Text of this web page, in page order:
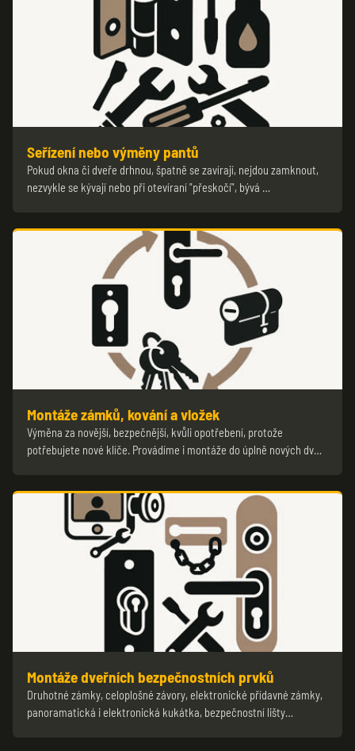
Seřízení nebo výměny pantů
Pokud okna či dveře drhnou, špatně se zavírají, nejdou zamknout,
nezvykle se kývají nebo při otevíraní "přeskočí", bývá …
Montáže zámků, kování a vložek
Výměna za novější, bezpečnější, kvůli opotřebení, protože
potřebujete nové klíče. Provádíme i montáže do úplně nových dv…
Montáže dveřních bezpečnostních prvků
Druhotné zámky, celoplošné závory, elektronické přídavné zámky,
panoramatická i elektronická kukátka, bezpečnostní lišty…